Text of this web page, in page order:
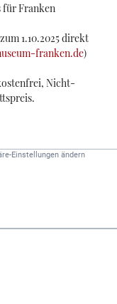
für Franken
1.10.2025 direkt
franken.de)
Nicht-
Einstellungen ändern